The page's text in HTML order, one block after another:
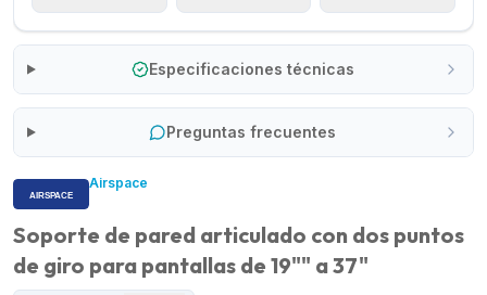
Especificaciones técnicas
Preguntas frecuentes
Airspace
Soporte de pared articulado con dos puntos
de giro para pantallas de 19"" a 37"